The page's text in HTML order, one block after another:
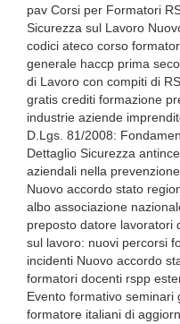
pav Corsi per Formatori
Sicurezza sul Lavoro
codici ateco corso
generale haccp prima
di Lavoro con compiti di
gratis crediti formazione
industrie aziende
D.Lgs. 81/2008:
Dettaglio Sicurezza
aziendali nella
Nuovo accordo stato
albo associazione
preposto datore lavoratori
sul lavoro: nuovi percorsi
incidenti Nuovo accordo
formatori docenti rspp
Evento formativo
formatore italiani di